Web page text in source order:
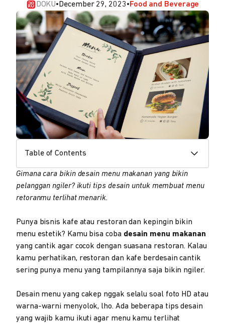
DOKU• December 29, 2023•Food and Beverage
Table of Contents
Gimana cara bikin desain menu makanan yang bikin
pelanggan ngiler? ikuti tips desain untuk membuat menu
retoranmu terlihat menarik.
Punya bisnis kafe atau restoran dan kepingin bikin
menu estetik? Kamu bisa coba desain menu makanan
yang cantik agar cocok dengan suasana restoran. Kalau
kamu perhatikan, restoran dan kafe berdesain cantik
sering punya menu yang tampilannya saja bikin ngiler.
Desain menu yang cakep nggak selalu soal foto HD atau
warna-warni menyolok, lho. Ada beberapa tips desain
yang wajib kamu ikuti agar menu kamu terlihat